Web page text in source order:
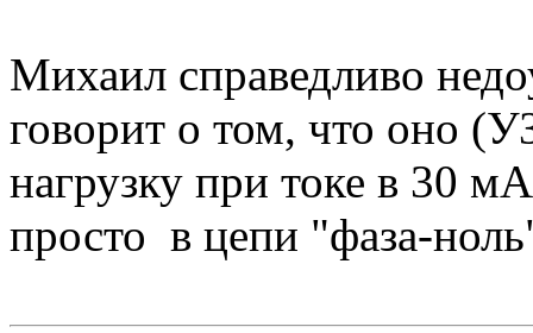
Михаил справедливо
говорит о том, что оно
нагрузку при токе в 30
просто в цепи "фаза-